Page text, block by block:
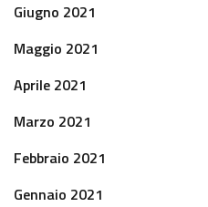
Giugno 2021
Maggio 2021
Aprile 2021
Marzo 2021
Febbraio 2021
Gennaio 2021